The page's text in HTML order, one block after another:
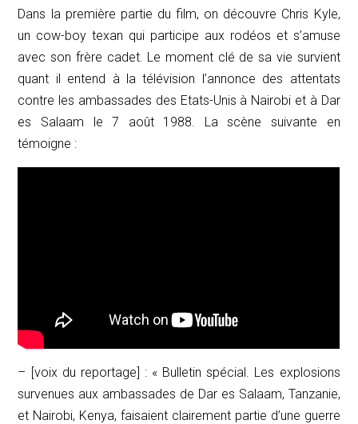
Dans la première partie du film, on découvre Chris Kyle,
un cow-boy texan qui participe aux rodéos et s’amuse
avec son frère cadet. Le moment clé de sa vie survient
quant il entend à la télévision l’annonce des attentats
contre les ambassades des Etats-Unis à Nairobi et à Dar
es Salaam le 7 août 1988. La scène suivante en
témoigne :
– [voix du reportage] : « Bulletin spécial. Les explosions
survenues aux ambassades de Dar es Salaam, Tanzanie,
et Nairobi, Kenya, faisaient clairement partie d’une guerre